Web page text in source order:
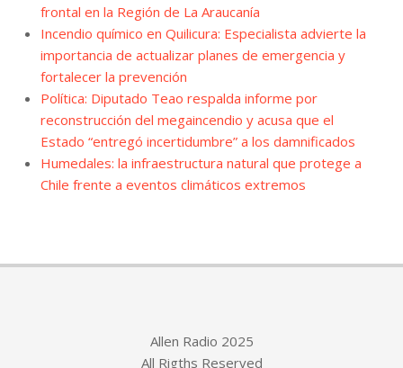
frontal en la Región de La Araucanía
Incendio químico en Quilicura: Especialista advierte la
importancia de actualizar planes de emergencia y
fortalecer la prevención
Política: Diputado Teao respalda informe por
reconstrucción del megaincendio y acusa que el
Estado “entregó incertidumbre” a los damnificados
Humedales: la infraestructura natural que protege a
Chile frente a eventos climáticos extremos
Allen Radio 2025
All Rigths Reserved